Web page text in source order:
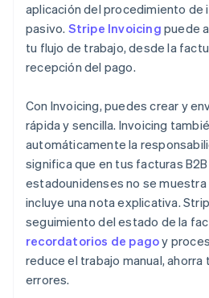
aplicación del procedimiento de
pasivo. Stripe Invoicing puede
tu flujo de trabajo, desde la
recepción del pago.
Con Invoicing, puedes crear y
rápida y sencilla. Invoicing
automáticamente la
significa que en tus facturas
estadounidenses no se muestra
incluye una nota explicativa.
seguimiento del estado de la
recordatorios de pagoy
reduce el trabajo manual,
errores.